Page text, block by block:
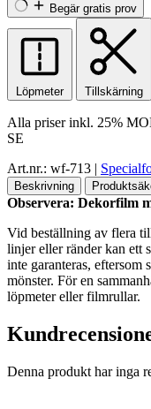
Begär gratis prov
Löpmeter Tillskärning
Alla priser inkl. 25%
SE
Art.nr.: wf-713 |
Beskrivning
Observera: Dekorfilm
Vid beställning av flera
linjer eller ränder kan ett
inte garanteras, eftersom
mönster. För en
löpmeter eller filmrullar.
Denna produkt har inga